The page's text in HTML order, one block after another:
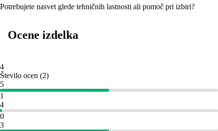
Potrebujete nasvet glede tehničnih lastnosti ali pomoč pri izbiri?
Ocene izdelka
4
Število ocen (2)
5
1
4
0
3